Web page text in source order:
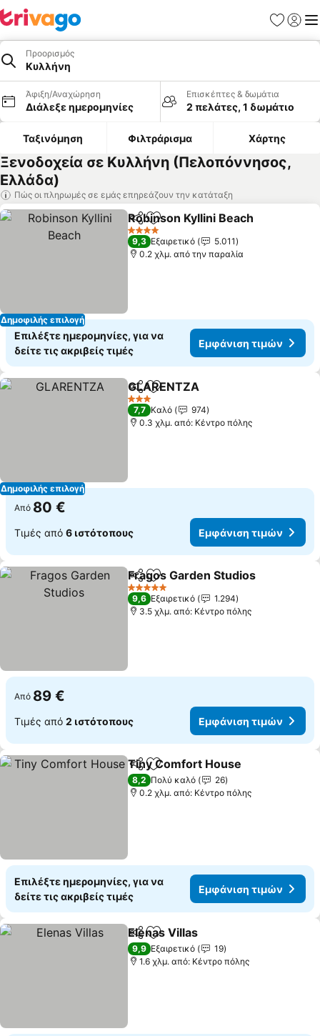
Προορισμός
Κυλλήνη
Άφιξη/Αναχώρηση
Διάλεξε ημερομηνίες
Επισκέπτες & δωμάτια
2 πελάτες, 1 δωμάτιο
Ταξινόμηση Φιλτράρισμα Χάρτης
Ξενοδοχεία σε Κυλλήνη (Πελοπόννησος,
Ελλάδα)
Πώς οι πληρωμές σε εμάς επηρεάζουν την κατάταξη
Δημοφιλής επιλογή
Κοινοποίηση
Προσθήκη στα αγαπημένα
Robinson Kyllini Beach
4 Αστέρια
9,3 Εξαιρετικό
5.011
0.2 χλμ. από την παραλία
Επιλέξτε ημερομηνίες, για να
δείτε τις ακριβείς τιμές
Εμφάνιση τιμών
Δημοφιλής επιλογή
Κοινοποίηση
Προσθήκη στα αγαπημένα
GLARENTZA
3 Αστέρια
7,7 Καλό
974
0.3 χλμ. από: Κέντρο πόλης
Από 80 €
Τιμές από 6 ιστότοπους Εμφάνιση τιμών
Κοινοποίηση
Προσθήκη στα αγαπημένα
Fragos Garden Studios
5 Αστέρια
9,6 Εξαιρετικό
1.294
3.5 χλμ. από: Κέντρο πόλης
Από 89 €
Τιμές από 2 ιστότοπους Εμφάνιση τιμών
Κοινοποίηση
Προσθήκη στα αγαπημένα
Tiny Comfort House
8,2 Πολύ καλό
26
0.2 χλμ. από: Κέντρο πόλης
Επιλέξτε ημερομηνίες, για να
δείτε τις ακριβείς τιμές
Εμφάνιση τιμών
Κοινοποίηση
Προσθήκη στα αγαπημένα
Elenas Villas
9,9 Εξαιρετικό
19
1.6 χλμ. από: Κέντρο πόλης